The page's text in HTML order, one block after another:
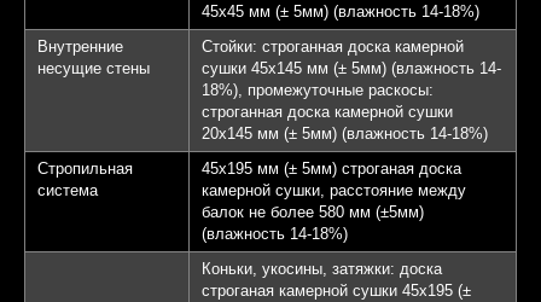
45х45 мм (± 5мм) (влажность 14-18%)
Внутренние
несущие стены
Стойки: строганная доска камерной
сушки 45х145 мм (± 5мм) (влажность 14-
18%), промежуточные раскосы:
строганная доска камерной сушки
20х145 мм (± 5мм) (влажность 14-18%)
Стропильная
система
45х195 мм (± 5мм) строганая доска
камерной сушки, расстояние между
балок не более 580 мм (±5мм)
(влажность 14-18%)
Коньки, укосины, затяжки: доска
строганая камерной сушки 45х195 (±